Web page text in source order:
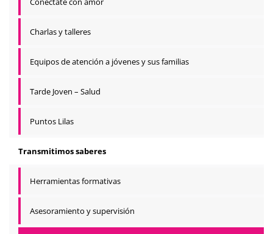
Charlas y talleres
Equipos de atención a jóvenes y sus familias
Tarde Joven – Salud
Puntos Lilas
Transmitimos saberes
Herramientas formativas
Asesoramiento y supervisión